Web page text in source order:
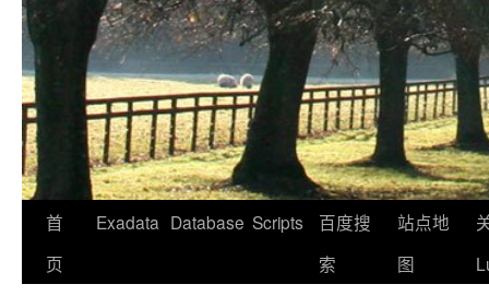
首
页
Exadata Database Scripts
百度搜
索
站点地
图